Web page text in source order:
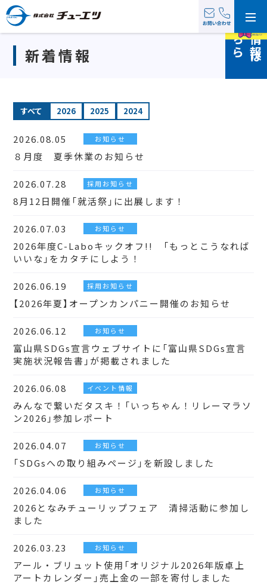
採
用情
報
は
こち
ら
新着情報
すべて 2026 2025 2024
2026.08.05 お知らせ
８月度 夏季休業のお知らせ
2026.07.28 採用お知らせ
8月12日開催「就活祭」に出展します！
2026.07.03 お知らせ
2026年度C-Laboキックオフ!! 「もっとこうなれば
いいな」をカタチにしよう！
2026.06.19 採用お知らせ
【2026年夏】オープンカンパニー開催のお知らせ
2026.06.12 お知らせ
富山県SDGs宣言ウェブサイトに「富山県SDGs宣言
実施状況報告書」が掲載されました
2026.06.08 イベント情報
みんなで繋いだタスキ！「いっちゃん！リレーマラソ
ン2026」参加レポート
2026.04.07 お知らせ
「SDGsへの取り組みページ」を新設しました
2026.04.06 お知らせ
2026となみチューリップフェア 清掃活動に参加し
ました
2026.03.23 お知らせ
アール・ブリュット使用「オリジナル2026年版卓上
アートカレンダー」売上金の一部を寄付しました